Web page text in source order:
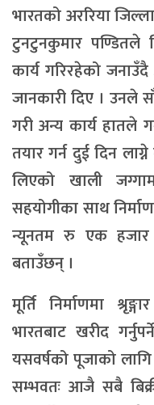
भारतको अररिया
टुनटुनकुमार पण्डितले
कार्य गरिरहेको
जानकारी दिए । उनले
गरी अन्य कार्य हातले
तयार गर्न दुई दिन
लिएको खाली
सहयोगीका साथ
न्यूनतम रु एक हजार
बताउँछन् ।
मूर्ति निर्माणमा
भारतबाट खरीद
यसवर्षको पूजाको
सम्भवतः आजै सबै